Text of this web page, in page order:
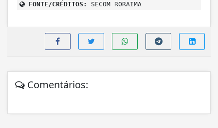
FONTE/CRÉDITOS: SECOM RORAIMA
Comentários: